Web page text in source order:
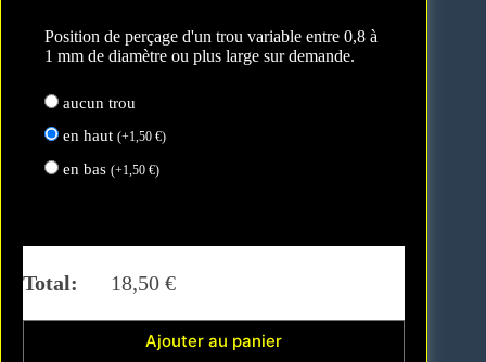
Position de perçage d'un trou variable entre 0,8 à
1 mm de diamètre ou plus large sur demande.
aucun trou
en haut (+1,50 €)
en bas (+1,50 €)
Total: 18,50 €
Ajouter au panier